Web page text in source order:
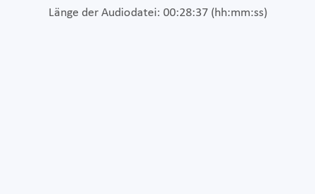
Länge der Audiodatei: 00:28:37 (hh:mm:ss)